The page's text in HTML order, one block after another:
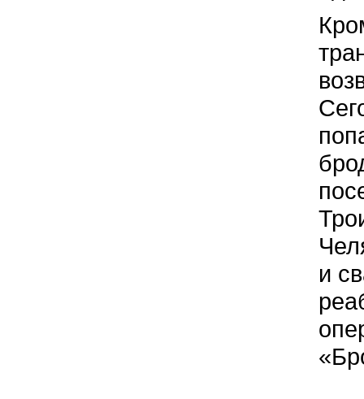
и